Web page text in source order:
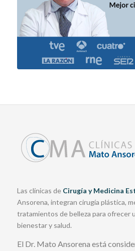
Las clínicas de Cirugía y Medicina
Ansorena, integran cirugía plástica,
tratamientos de belleza para ofrecer
bienestar y salud.
El Dr. Mato Ansorena está